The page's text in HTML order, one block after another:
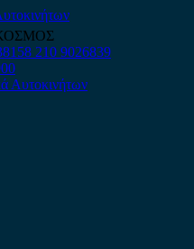
210 9026839